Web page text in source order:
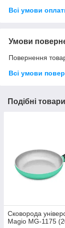
Всі умови
Умови
Повернення
Всі умови
Подібні
Сковорода
Magio MG-1175